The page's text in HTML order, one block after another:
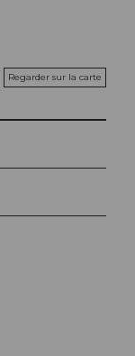
Regarder sur la carte